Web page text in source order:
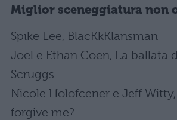
Miglior sceneggiatura non
Spike Lee, BlacKkKlansman
Joel e Ethan Coen, La ballata
Scruggs
Nicole Holofcener e Jeff
forgive me?